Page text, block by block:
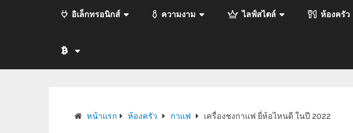
อิเล็กทรอนิกส์ ความงาม ไลฟ์สไตล์ ห้องครัว
หน้าแรก ห้องครัว กาแฟ เครื่องชงกาแฟ ยี่ห้อไหนดี ในปี 2022